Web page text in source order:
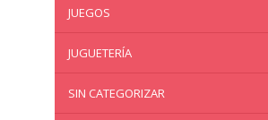
JUEGOS
JUGUETERÍA
SIN CATEGORIZAR